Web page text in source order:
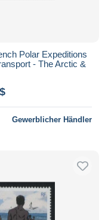
Polar Expeditions
- The Arctic &
Gewerblicher Händler